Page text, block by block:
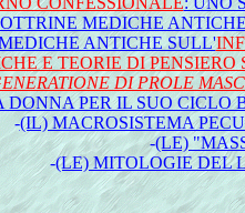
MEDICHE
ANTICHE SULL'
E TEORIE DI
DI PROLE
DONNA PER IL SUO
-(IL) MACROSISTEMA
-(LE)
-(LE) MITOLOGIE DEL